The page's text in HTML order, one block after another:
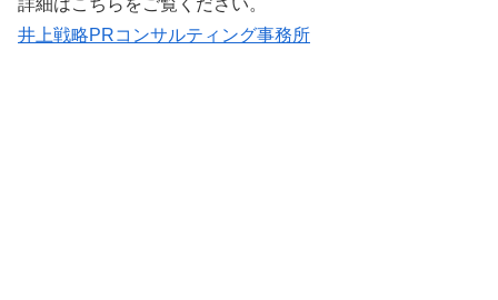
詳細はこちらをご覧ください。
井上戦略PRコンサルティング事務所